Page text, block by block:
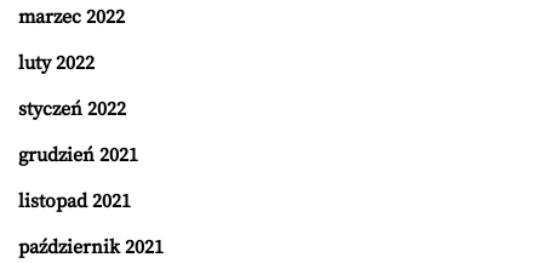
marzec 2022
luty 2022
styczeń 2022
grudzień 2021
listopad 2021
październik 2021